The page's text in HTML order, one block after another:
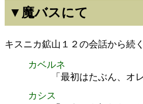
▼魔バスにて
キスニカ鉱山１２の会話から続く
カベルネ
「最初はたぶん、オ
カシス